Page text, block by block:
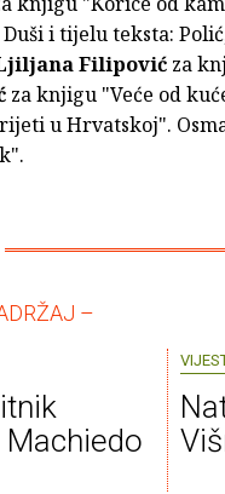
i tijelu teksta:
Filipović za
za knjigu "Veće od
u Hrvatskoj".
–
Machiedo